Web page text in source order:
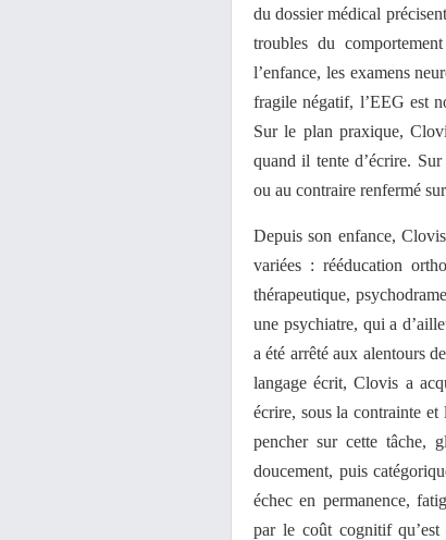
du dossier médical
troubles du
l’enfance, les examens
fragile négatif, l’EEG est
Sur le plan praxique,
quand il tente d’écrire.
ou au contraire renfermé
Depuis son enfance,
variées : rééducation
thérapeutique,
une psychiatre, qui a
a été arrêté aux alentours
langage écrit, Clovis a
écrire, sous la contrainte et
pencher sur cette tâche,
doucement, puis
échec en permanence,
par le coût cognitif